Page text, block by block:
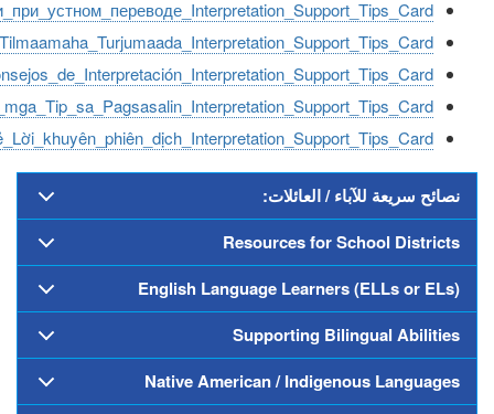
نصائح سريعة للآباء / العائلات:
Resources for School Districts
English Language Learners (ELLs or ELs)
Supporting Bilingual Abilities
Native American / Indigenous Languages